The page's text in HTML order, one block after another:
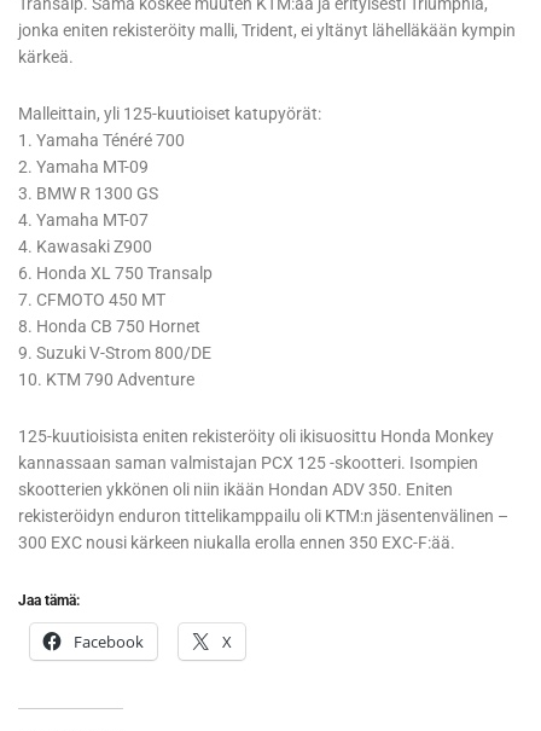
jonka eniten rekisteröity malli, Trident, ei yltänyt lähelläkään kympin
kärkeä.
Malleittain, yli 125-kuutioiset katupyörät:
1. Yamaha Ténéré 700
2. Yamaha MT-09
3. BMW R 1300 GS
4. Yamaha MT-07
4. Kawasaki Z900
6. Honda XL 750 Transalp
7. CFMOTO 450 MT
8. Honda CB 750 Hornet
9. Suzuki V-Strom 800/DE
10. KTM 790 Adventure
125-kuutioisista eniten rekisteröity oli ikisuosittu Honda Monkey
kannassaan saman valmistajan PCX 125 -skootteri. Isompien
skootterien ykkönen oli niin ikään Hondan ADV 350. Eniten
rekisteröidyn enduron tittelikamppailu oli KTM:n jäsentenvälinen –
300 EXC nousi kärkeen niukalla erolla ennen 350 EXC-F:ää.
Jaa tämä:
Facebook X